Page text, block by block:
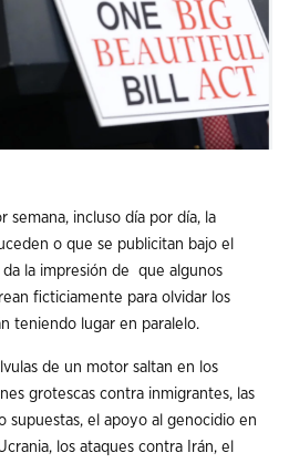
semana, incluso día por día, la
o que se publicitan bajo el
la impresión de que algunos
ficticiamente para olvidar los
teniendo lugar en paralelo.
de un motor saltan en los
grotescas contra inmigrantes, las
supuestas, el apoyo al genocidio en
los ataques contra Irán, el